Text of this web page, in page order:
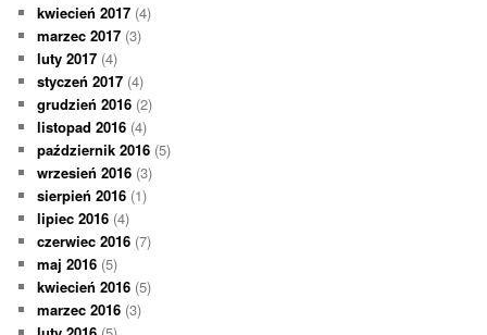
kwiecień 2017 (4)
marzec 2017 (3)
luty 2017 (4)
styczeń 2017 (4)
grudzień 2016 (2)
listopad 2016 (4)
październik 2016 (5)
wrzesień 2016 (3)
sierpień 2016 (1)
lipiec 2016 (4)
czerwiec 2016 (7)
maj 2016 (5)
kwiecień 2016 (5)
marzec 2016 (3)